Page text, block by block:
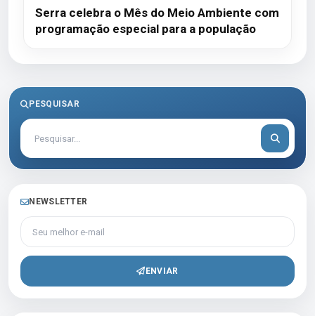
Serra celebra o Mês do Meio Ambiente com
programação especial para a população
PESQUISAR
NEWSLETTER
Seu melhor e-mail
ENVIAR